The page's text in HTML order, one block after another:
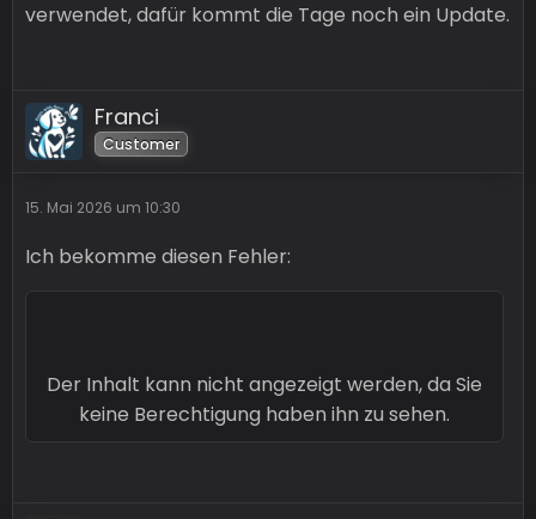
verwendet, dafür kommt die Tage noch ein Update.
Franci
Customer
15. Mai 2026 um 10:30
Ich bekomme diesen Fehler:
Der Inhalt kann nicht angezeigt werden, da Sie
keine Berechtigung haben ihn zu sehen.